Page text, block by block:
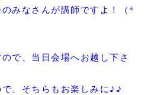
みなさんが講師ですよ！（*
で、当日会場へお越し下さ
、そちらもお楽しみに♪♪